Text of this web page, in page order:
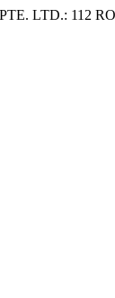
LTD.: 112